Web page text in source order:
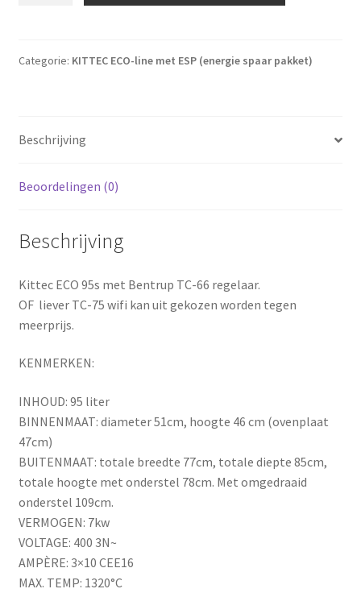
Categorie: KITTEC ECO-line met ESP (energie spaar pakket)
Beschrijving
Beoordelingen (0)
Beschrijving
Kittec ECO 95s met Bentrup TC-66 regelaar.
OF liever TC-75 wifi kan uit gekozen worden tegen
meerprijs.
KENMERKEN:
INHOUD: 95 liter
BINNENMAAT: diameter 51cm, hoogte 46 cm (ovenplaat
47cm)
BUITENMAAT: totale breedte 77cm, totale diepte 85cm,
totale hoogte met onderstel 78cm. Met omgedraaid
onderstel 109cm.
VERMOGEN: 7kw
VOLTAGE: 400 3N~
AMPÈRE: 3×10 CEE16
MAX. TEMP: 1320°C